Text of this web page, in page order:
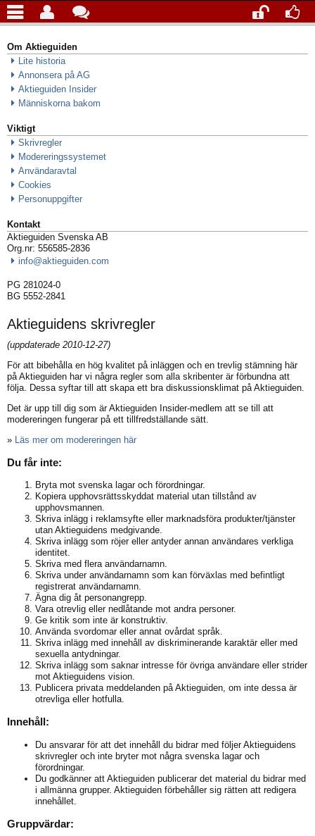
Om Aktieguiden
Lite historia
Annonsera på AG
Aktieguiden Insider
Människorna bakom
Viktigt
Skrivregler
Modereringssystemet
Användaravtal
Cookies
Personuppgifter
Kontakt
Aktieguiden Svenska AB
Org.nr: 556585-2836
info@aktieguiden.com
PG 281024-0
BG 5552-2841
Aktieguidens skrivregler
(uppdaterade 2010-12-27)
För att bibehålla en hög kvalitet på inläggen och en trevlig stämning här
på Aktieguiden har vi några regler som alla skribenter är förbundna att
följa. Dessa syftar till att skapa ett bra diskussionsklimat på Aktieguiden.
Det är upp till dig som är Aktieguiden Insider-medlem att se till att
modereringen fungerar på ett tillfredställande sätt.
»
Läs mer om modereringen här
Du får inte:
Bryta mot svenska lagar och förordningar.
Kopiera upphovsrättsskyddat material utan tillstånd av
upphovsmannen.
Skriva inlägg i reklamsyfte eller marknadsföra produkter/tjänster
utan Aktieguidens medgivande.
Skriva inlägg som röjer eller antyder annan användares verkliga
identitet.
Skriva med flera användarnamn.
Skriva under användarnamn som kan förväxlas med befintligt
registrerat användarnamn.
Ägna dig åt personangrepp.
Vara otrevlig eller nedlåtande mot andra personer.
Ge kritik som inte är konstruktiv.
Använda svordomar eller annat ovårdat språk.
Skriva inlägg med innehåll av diskriminerande karaktär eller med
sexuella antydningar.
Skriva inlägg som saknar intresse för övriga användare eller strider
mot Aktieguidens vision.
Publicera privata meddelanden på Aktieguiden, om inte dessa är
otrevliga eller hotfulla.
Innehåll:
Du ansvarar för att det innehåll du bidrar med följer Aktieguidens
skrivregler och inte bryter mot några svenska lagar och
förordningar.
Du godkänner att Aktieguiden publicerar det material du bidrar med
i allmänna grupper. Aktieguiden förbehåller sig rätten att redigera
innehållet.
Gruppvärdar: